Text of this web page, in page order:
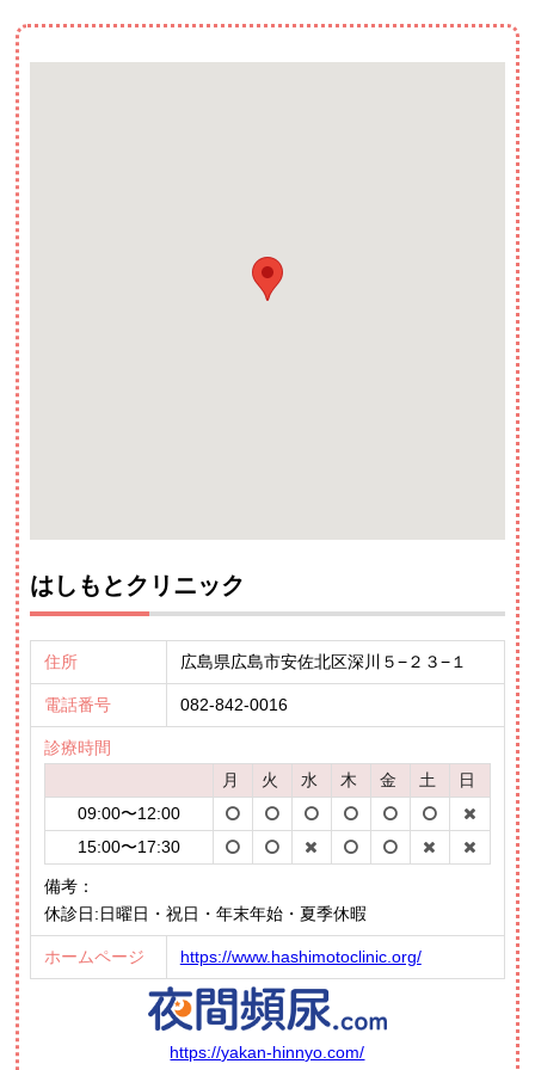
はしもとクリニック
住所 広島県広島市安佐北区深川５−２３−１
電話番号 082-842-0016
診療時間
月
火 水 木 金 土
日
09:00〜12:00
15:00〜17:30
備考：
休診日:日曜日・祝日・年末年始・夏季休暇
ホームページ https://www.hashimotoclinic.org/
https://yakan-hinnyo.com/